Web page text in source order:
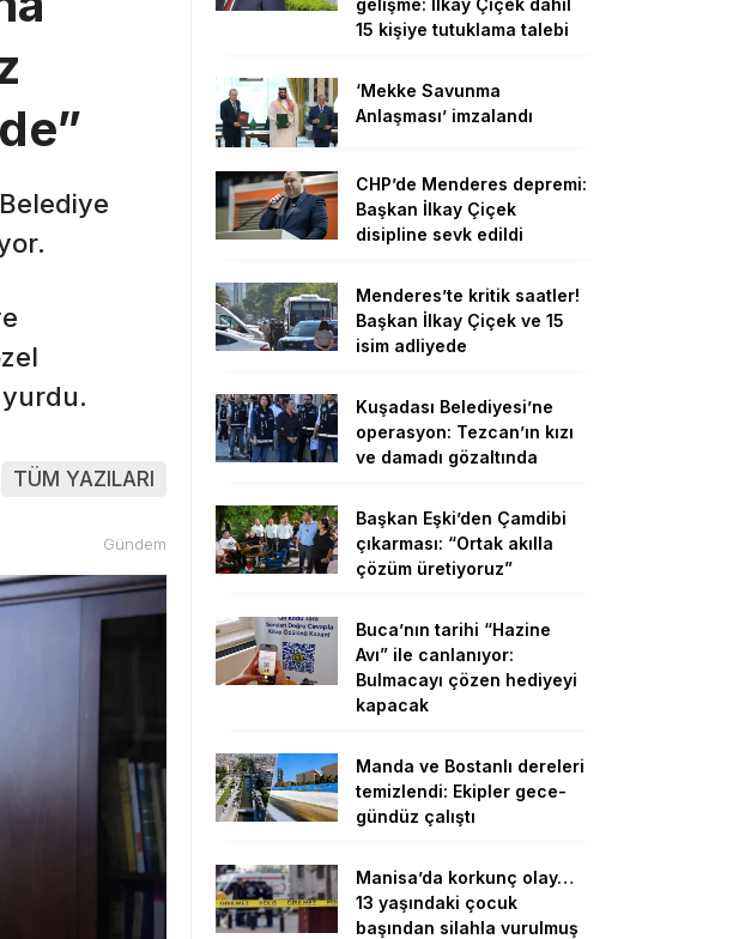
TÜM YAZILARI
Gündem
gelişme: İlkay Çiçek dahil
15 kişiye tutuklama talebi
‘Mekke Savunma
Anlaşması’ imzalandı
CHP’de Menderes depremi:
Başkan İlkay Çiçek
disipline sevk edildi
Menderes’te kritik saatler!
Başkan İlkay Çiçek ve 15
isim adliyede
Kuşadası Belediyesi’ne
operasyon: Tezcan’ın kızı
ve damadı gözaltında
Başkan Eşki’den Çamdibi
çıkarması: “Ortak akılla
çözüm üretiyoruz”
Buca’nın tarihi “Hazine
Avı” ile canlanıyor:
Bulmacayı çözen hediyeyi
kapacak
Manda ve Bostanlı dereleri
temizlendi: Ekipler gece-
gündüz çalıştı
Manisa’da korkunç olay…
13 yaşındaki çocuk
başından silahla vurulmuş